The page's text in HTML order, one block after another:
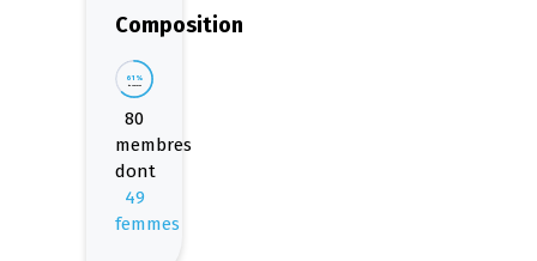
Composition
61%
de femmes
80
membres
dont
49
femmes